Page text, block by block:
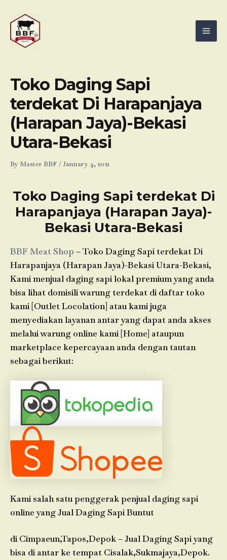
content
Toko Daging Sapi
terdekat Di Harapanjaya
(Harapan Jaya)-Bekasi
Utara-Bekasi
By Master BBF /January 4, 2021
Toko Daging Sapi terdekat Di
Harapanjaya (Harapan Jaya)-
Bekasi Utara-Bekasi
BBF Meat Shop – Toko Daging Sapi terdekat Di
Harapanjaya (Harapan Jaya)-Bekasi Utara-Bekasi,
Kami menjual daging sapi lokal premium yang anda
bisa lihat domisili warung terdekat di daftar toko
kami [Outlet Locolation] atau kami juga
menyediakan layanan antar yang dapat anda akses
melalui warung online kami [Home] ataupun
marketplace kepercayaan anda dengan tautan
sebagai berikut:
Kami salah satu penggerak penjual daging sapi
online yang Jual Daging Sapi Buntut
di Cimpaeun,Tapos,Depok – Jual Daging Sapi yang
bisa di antar ke tempat Cisalak,Sukmajaya,Depok.